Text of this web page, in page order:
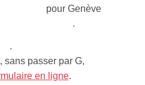
pour Genève
.
.
sans passer par G,
en ligne.